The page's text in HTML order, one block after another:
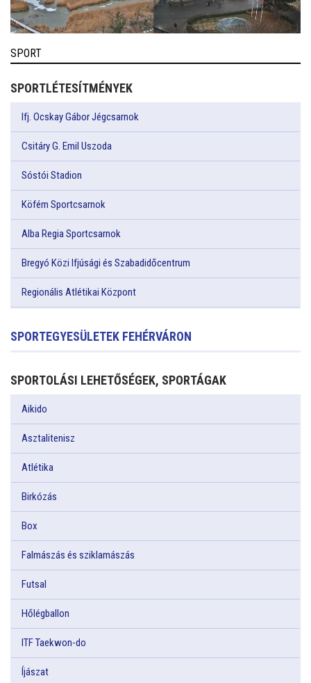
SPORT
SPORTLÉTESÍTMÉNYEK
Ifj. Ocskay Gábor Jégcsarnok
Csitáry G. Emil Uszoda
Sóstói Stadion
Köfém Sportcsarnok
Alba Regia Sportcsarnok
Bregyó Közi Ifjúsági és Szabadidőcentrum
Regionális Atlétikai Központ
SPORTEGYESÜLETEK FEHÉRVÁRON
SPORTOLÁSI LEHETŐSÉGEK, SPORTÁGAK
Aikido
Asztalitenisz
Atlétika
Birkózás
Box
Falmászás és sziklamászás
Futsal
Hőlégballon
ITF Taekwon-do
Íjászat